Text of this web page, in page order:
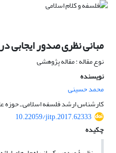
مبانی نظری صدور ایجابی
نوع مقاله : مقاله پژوهشی
نویسنده
محمد حسینی
کارشناس ارشد فلسفه اسلامی ـ حوزه
10.22059/jitp.2017.62333
چکیده